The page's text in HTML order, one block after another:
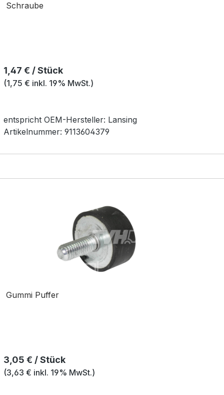
Schraube
Regulärer Preis:
1,47 € / Stück
(1,75 € inkl. 19% MwSt.)
entspricht OEM-Hersteller: Lansing
Artikelnummer: 9113604379
Gummi Puffer
Regulärer Preis:
3,05 € / Stück
(3,63 € inkl. 19% MwSt.)